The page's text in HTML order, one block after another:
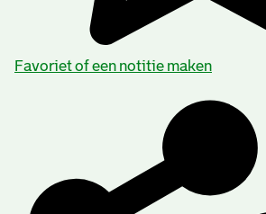
Favoriet of een notitie maken